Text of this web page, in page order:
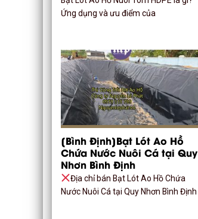
Ứng dụng và ưu điểm của
[Bình Định]Bạt Lót Ao Hồ
Chứa Nước Nuôi Cá tại Quy
Nhơn Bình Định
Địa chỉ bán Bạt Lót Ao Hồ Chứa
Nước Nuôi Cá tại Quy Nhơn Bình Định